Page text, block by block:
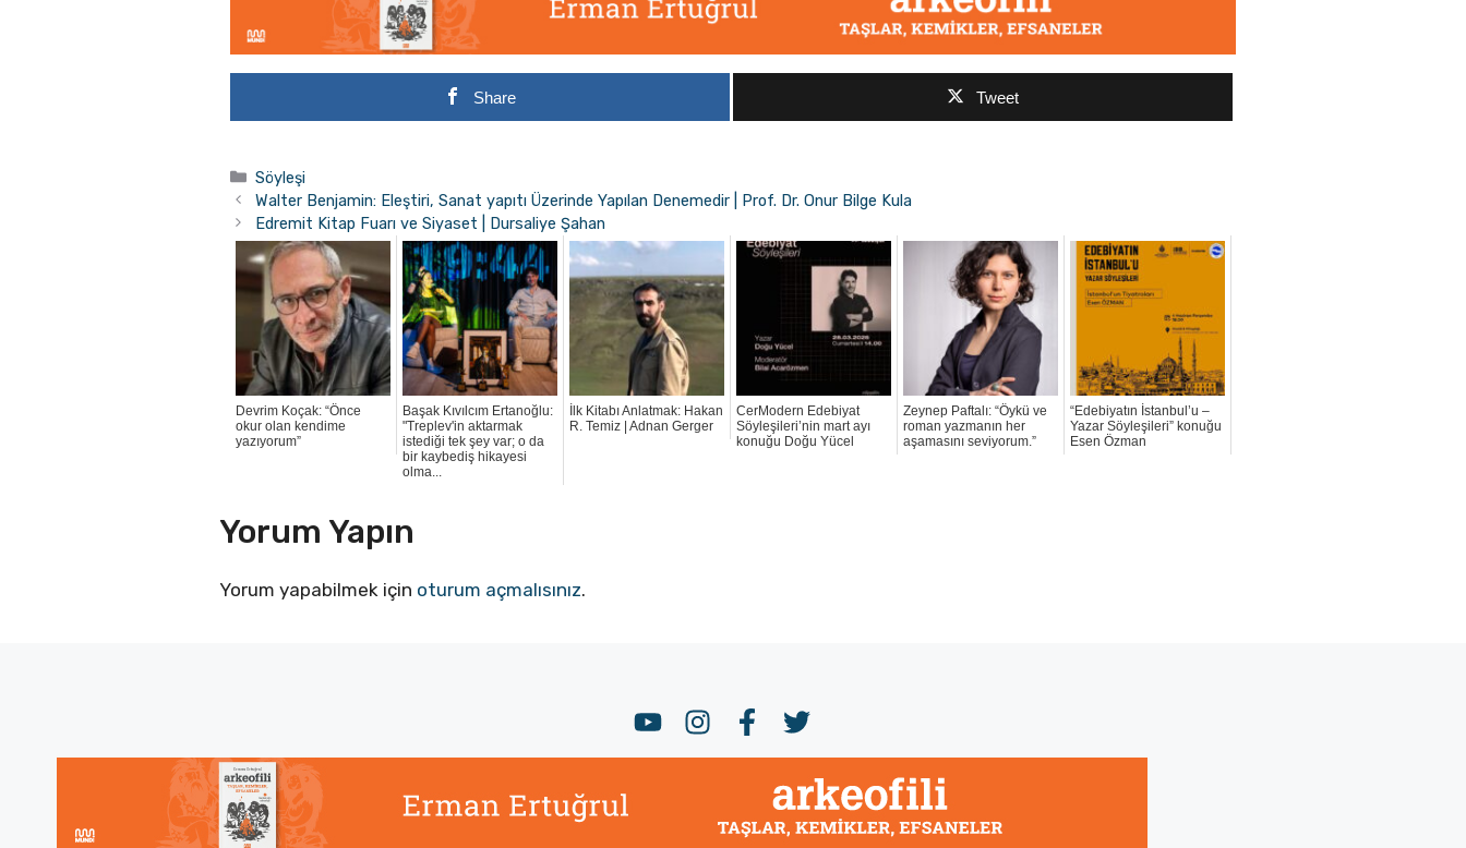
Share Tweet
Kategoriler
Söyleşi
Walter Benjamin: Eleştiri, Sanat yapıtı Üzerinde Yapılan Denemedir | Prof. Dr. Onur Bilge Kula
Edremit Kitap Fuarı ve Siyaset | Dursaliye Şahan
Devrim Koçak: “Önce
okur olan kendime
yazıyorum”
Başak Kıvılcım Ertanoğlu:
"Treplev'in aktarmak
istediği tek şey var; o da
bir kaybediş hikayesi
olma...
İlk Kitabı Anlatmak: Hakan
R. Temiz | Adnan Gerger
CerModern Edebiyat
Söyleşileri’nin mart ayı
konuğu Doğu Yücel
Zeynep Paftalı: “Öykü ve
roman yazmanın her
aşamasını seviyorum.”
“Edebiyatın İstanbul’u –
Yazar Söyleşileri” konuğu
Esen Özman
Yorum Yapın
Yorum yapabilmek için oturum açmalısınız.